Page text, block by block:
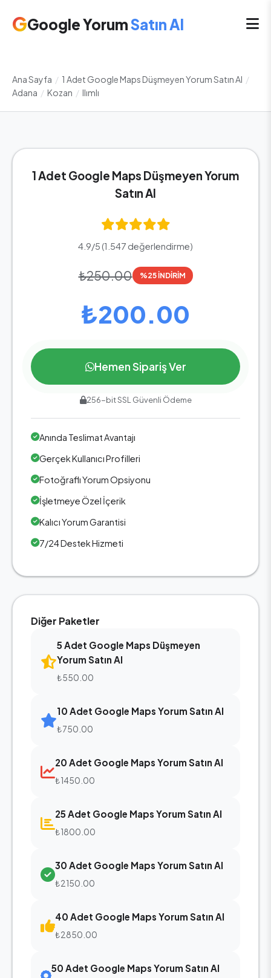
GGoogle YorumSatın Al
Ana Sayfa / 1 Adet Google Maps Düşmeyen Yorum Satın Al /
Adana / Kozan / Ilımlı
1 Adet Google Maps Düşmeyen Yorum
Satın Al
4.9/5 (1.547 değerlendirme)
₺250.00 %25 İNDİRİM
₺200.00
Hemen Sipariş Ver
256-bit SSL Güvenli Ödeme
Anında Teslimat Avantajı
Gerçek Kullanıcı Profilleri
Fotoğraflı Yorum Opsiyonu
İşletmeye Özel İçerik
Kalıcı Yorum Garantisi
7/24 Destek Hizmeti
Diğer Paketler
5 Adet Google Maps Düşmeyen
Yorum Satın Al
₺550.00
10 Adet Google Maps Yorum Satın Al
₺750.00
20 Adet Google Maps Yorum Satın Al
₺1450.00
25 Adet Google Maps Yorum Satın Al
₺1800.00
30 Adet Google Maps Yorum Satın Al
₺2150.00
40 Adet Google Maps Yorum Satın Al
₺2850.00
50 Adet Google Maps Yorum Satın Al